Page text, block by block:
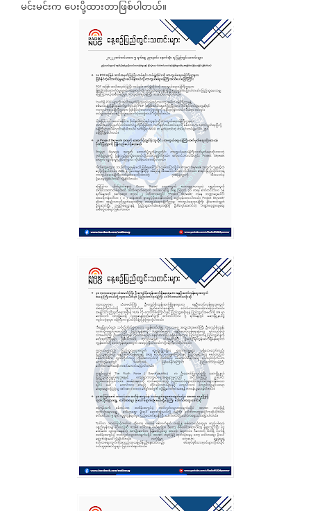
မင်းမင်းကပေးပို့ထားတာဖြစ်ပါတယ်။